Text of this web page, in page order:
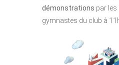
démonstrations par les
gymnastes du club à